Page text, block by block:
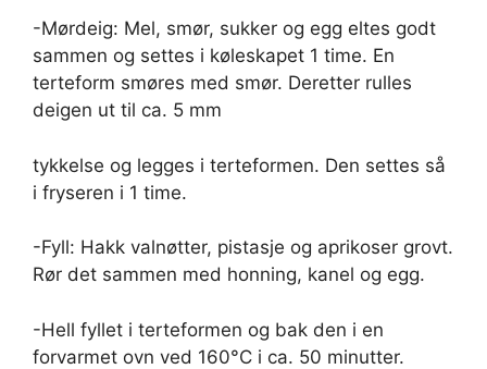
-Mørdeig: Mel, smør, sukker og egg eltes godt
sammen og settes i køleskapet 1 time. En
terteform smøres med smør. Deretter rulles
deigen ut til ca. 5 mm
tykkelse og legges i terteformen. Den settes så
i fryseren i 1 time.
-Fyll: Hakk valnøtter, pistasje og aprikoser grovt.
Rør det sammen med honning, kanel og egg.
-Hell fyllet i terteformen og bak den i en
forvarmet ovn ved 160°C i ca. 50 minutter.